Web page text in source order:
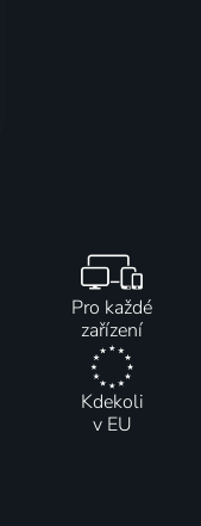
Pro každé
zařízení
Kdekoli
v EU